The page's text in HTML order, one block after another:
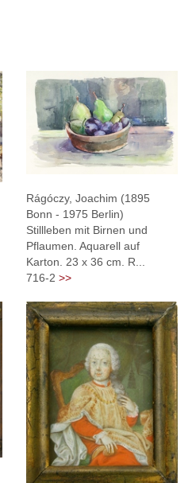
Rágóczy, Joachim (1895
Bonn - 1975 Berlin)
Stillleben mit Birnen und
Pflaumen. Aquarell auf
Karton. 23 x 36 cm. R...
716-2 >>